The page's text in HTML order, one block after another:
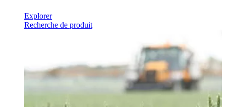
Explorer
Recherche de produit